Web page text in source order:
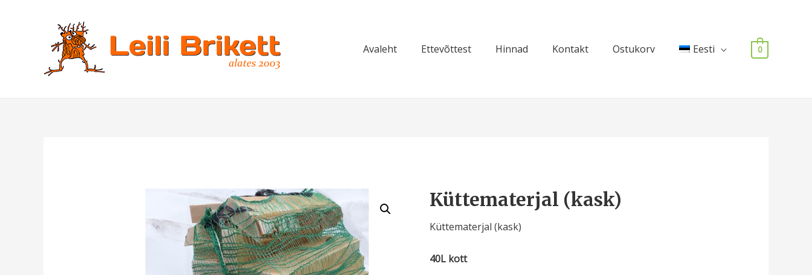
Avaleht Ettevõttest Hinnad Kontakt Ostukorv Eesti 0
Küttematerjal (kask)
Küttematerjal (kask)
40L kott